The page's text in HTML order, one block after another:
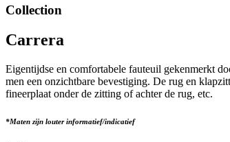
Collection
Carrera
Eigentijdse en comfortabele fauteuil gekenmerkt
men een onzichtbare bevestiging. De rug en
fineerplaat onder de zitting of achter de rug, etc.
*Maten zijn louter informatief/indicatief